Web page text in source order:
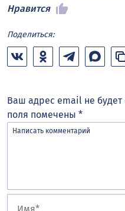
Нравится
Поделиться:
Ваш адрес email не будет
поля помечены *